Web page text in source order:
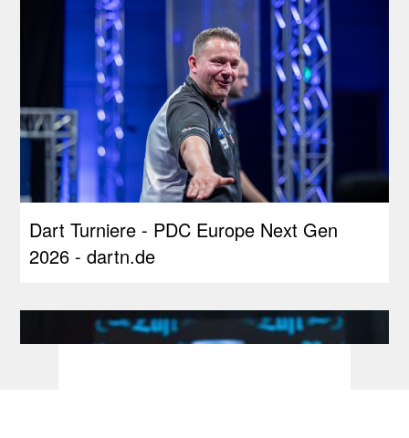
Dart Turniere - PDC Europe Next Gen
2026 - dartn.de